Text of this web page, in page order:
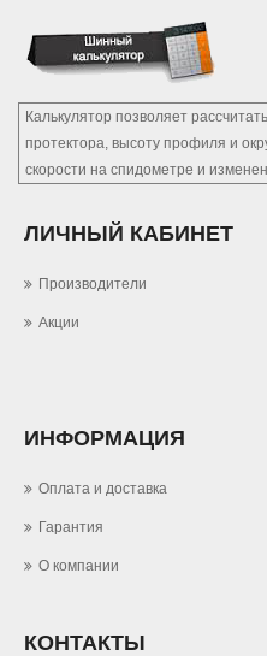
Калькулятор позволяет
протектора, высоту профиля и
скорости на спидометре и
ЛИЧНЫЙ КАБИНЕТ
Производители
Акции
ИНФОРМАЦИЯ
Оплата и доставка
Гарантия
О компании
КОНТАКТЫ